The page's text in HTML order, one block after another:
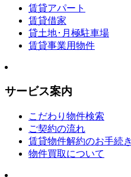
賃貸アパート
賃貸借家
貸土地･月極駐車場
賃貸事業用物件
サービス案内
こだわり物件検索
ご契約の流れ
賃貸物件解約のお手続き
物件買取について